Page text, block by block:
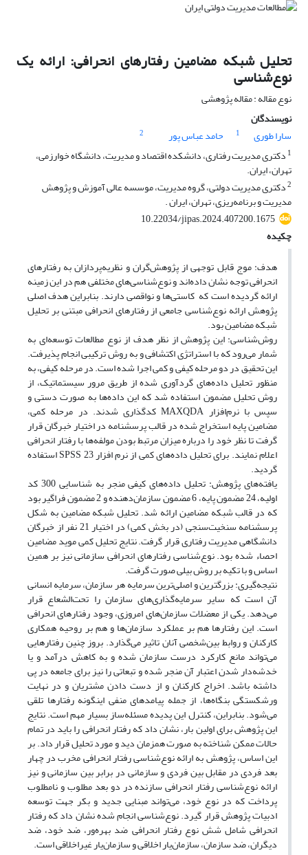
تحلیل شبکه مضامین رفتارهای انحرافی: ارائه یک
نوع‌شناسی
نوع مقاله : مقاله پژوهشی
نویسندگان
سارا طوری
1 حامد عباس پور
2
1 دکتری مدیریت رفتاری، دانشکده اقتصاد و مدیریت، دانشگاه خوارزمی،
تهران، ایران‌.
2دکتری مدیریت دولتی، گروه مدیریت، موسسه عالی آموزش و پژوهش
مدیریت و برنامه‌ریزی، تهران، ایران .
10.22034/jipas.2024.407200.1675
چکیده
هدف: موج قابل توجهی از پژوهش‌گران و نظریه‌پردازان به رفتارهای
انحرافی توجه نشان داده‌اند و نوع‌شناسی‌های مختلفی هم در این زمینه
ارائه گردیده است که کاستی‌ها و نواقصی دارند. بنابراین هدف اصلی
پژوهش ارائه نوع‌شناسی جامعی از رفتارهای انحرافی مبتنی بر تحلیل
شبکه مضامین بود.
روش‌شناسی: این پژوهش از نظر هدف از نوع مطالعات توسعه‌ای به
شمار می‌رود که با استراتژی اکتشافی و به روش ترکیبی انجام پذیرفت.
این تحقیق در دو مرحله کیفی و کمی اجرا شده است. در مرحله کیفی، به
منظور تحلیل داده‌های گردآوری شده از طریق مرور سیستماتیک، از
روش تحلیل مضمون استفاده شد که این داده‌ها به صورت دستی و
سپس با نرم‌افزار MAXQDA کدگذاری شدند. در مرحله کمی،
مضامین پایه استخراج شده در قالب پرسشنامه در اختیار خبرگان قرار
گرفت تا نظر خود را درباره میزان مرتبط بودن مولفه‌ها با رفتار انحرافی
اعلام نمایند. برای تحلیل داده‌های کمی از نرم افزار SPSS 23 استفاده
گردید.
یافته‌های پژوهش: تحلیل داده‌های کیفی منجر به شناسایی 300 کد
اولیه، 24 مضمون پایه، 6 مضمون سازمان‌دهنده و 2 مضمون فراگیر بود
که در قالب شبکه مضامین ارائه شد. تحلیل شبکه مضامین به شکل
پرسشنامه سنخیت‌سنجی (در بخش کمی) در اختیار 21 نفر از خبرگان
دانشگاهی مدیریت رفتاری قرار گرفت. نتایج تحلیل کمی موید مضامین
احصاء شده بود. نوع‌شناسی رفتارهای انحرافی سازمانی نیز بر همین
اساس و با تکیه بر روش بیلی صورت گرفت.
نتیجه‌گیری: بزرگترین و اصلی‌ترین سرمایه هر سازمان، سرمایه انسانی
آن است که سایر سرمایه‌گذاری‌های سازمان را تحت‌الشعاع قرار
می‌دهد. یکی از معضلات سازمان‌های امروزی، وجود رفتارهای انحرافی
است. این رفتارها هم بر عملکرد سازمان‌ها و هم بر روحیه همکاری
کارکنان و روابط بین‌شخصی آنان تاثیر می‌گذارد. بروز چنین رفتارهایی
می‌تواند مانع کارکرد درست سازمان شده و به کاهش درآمد و یا
خدشه‌دار شدن اعتبار آن منجر شده و تبعاتی را نیز برای جامعه در پی
داشته باشد‌. اخراج کارکنان و از دست دادن مشتریان و در نهایت
ورشکستگی بنگاه‌ها، از جمله پیامدهای منفی اینگونه رفتارها تلقی
می‌شود‌. بنابراین، کنترل این پدیده مسئله‌ساز بسیار مهم است‌. نتایج
این پژوهش برای اولین بار، نشان داد که رفتار انحرافی را باید در تمام
حالات ممکن شناخته به صورت همزمان دید و مورد تحلیل قرار داد‌. بر
این اساس، پژوهش به ارائه نوع‌شناسی رفتار انحرافی مخرب در چهار
بعد فردی در مقابل بین فردی و سازمانی در برابر بین سازمانی و نیز
ارائه نوع‌شناسی رفتار انحرافی سازنده در دو بعد مطلوب و نامطلوب
پرداخت که در نوع خود، می‌تواند مبنایی جدید و بکر جهت توسعه
ادبیات پژوهش قرار گیرد‌. نوع‌شناسی انجام شده نشان داد که رفتار
انحرافی شامل شش نوع رفتار انحرافی ضد بهره‌ور، ضد خود، ضد
دیگران، ضد سازمان، سازمان‌یار اخلاقی و سازمان‌یار غیراخلاقی است‌.